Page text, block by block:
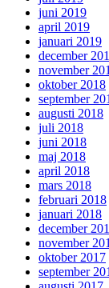
juni 2019
april 2019
januari 2019
december
november
oktober 2018
september
augusti 2018
juli 2018
juni 2018
maj 2018
april 2018
mars 2018
februari 2018
januari 2018
december
november
oktober 2017
september